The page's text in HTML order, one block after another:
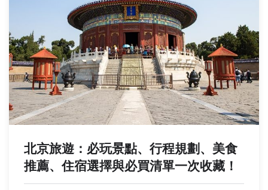
北京旅遊：必玩景點、行程規劃、美食
推薦、住宿選擇與必買清單一次收藏！